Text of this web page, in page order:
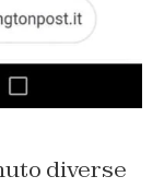
diverse